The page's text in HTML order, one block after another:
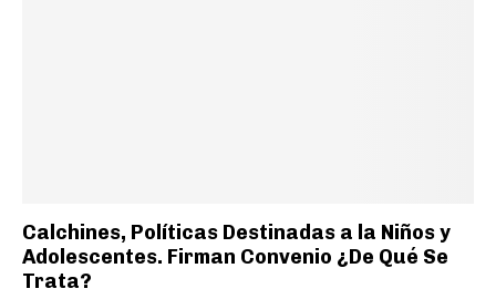
Calchines, Políticas Destinadas a la Niños y
Adolescentes. Firman Convenio ¿De Qué Se
Trata?